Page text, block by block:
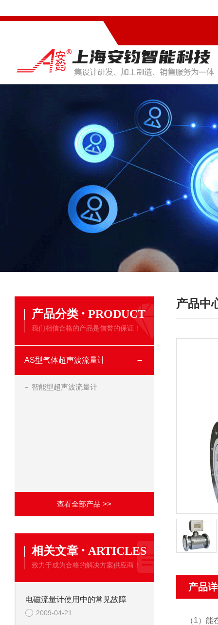
产品分类 · PRODUCT
我们相信合格的产品是信誉的保证！
AS型气体超声波流量计
智能型超声波流量计
查看全部产品 >>
相关文章 · ARTICLES
致力于成为合格的解决方案供应商！
电磁流量计使用中的常见故障
2009-04-21
产品中
产品
（1）